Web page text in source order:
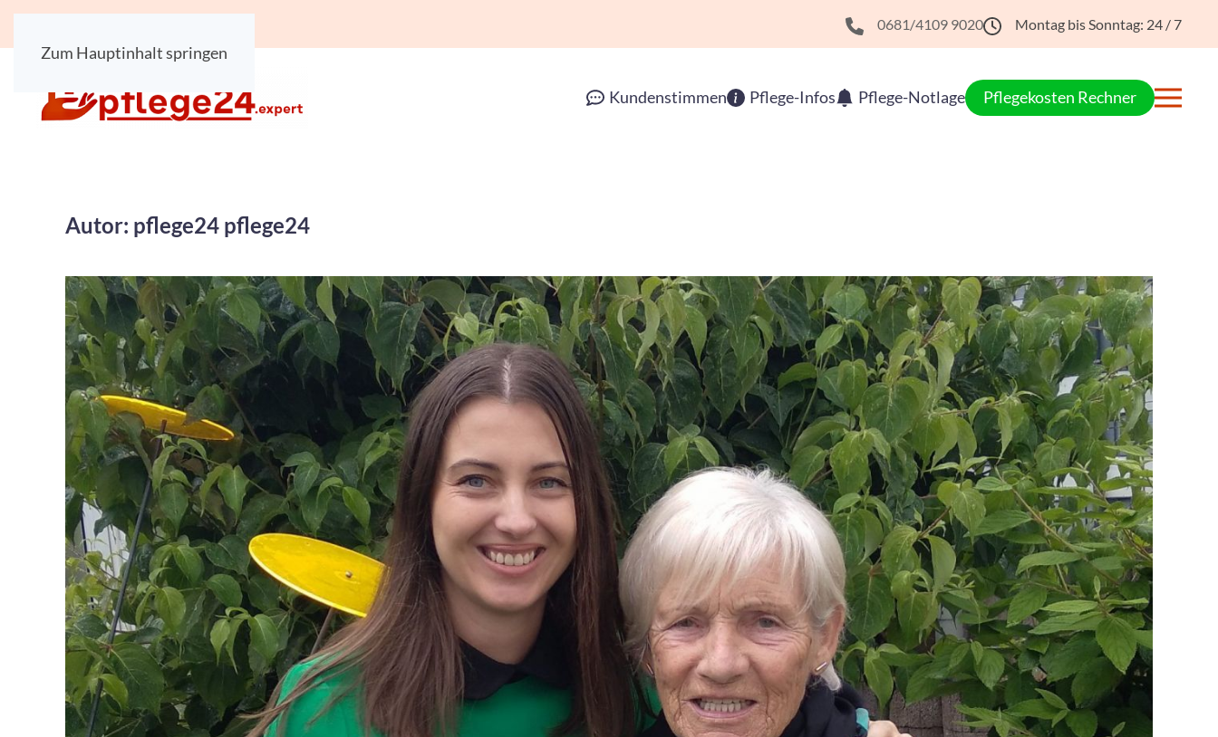
Zum Hauptinhalt springen
0681/4109 9020 Montag bis Sonntag: 24 / 7
Kundenstimmen Pflege-Infos Pflege-Notlage Pflegekosten Rechner
Autor: pflege24 pflege24